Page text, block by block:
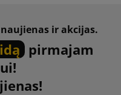
ir akcijas.
pirmajam